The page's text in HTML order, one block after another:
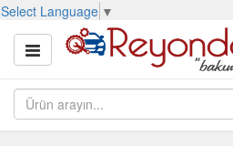
Select Language ▼